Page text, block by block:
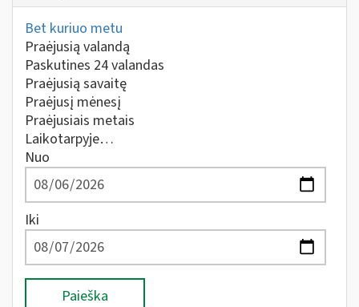
Bet kuriuo metu
Praėjusią valandą
Paskutines 24 valandas
Praėjusią savaitę
Praėjusį mėnesį
Praėjusiais metais
Laikotarpyje…
Nuo
Iki
Paieška